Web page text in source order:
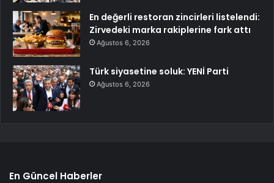
En değerli restoran zincirleri listelendi:
Zirvedeki marka rakiplerine fark attı
Ağustos 6, 2026
Türk siyasetine soluk: YENİ Parti
Ağustos 6, 2026
En Güncel Haberler